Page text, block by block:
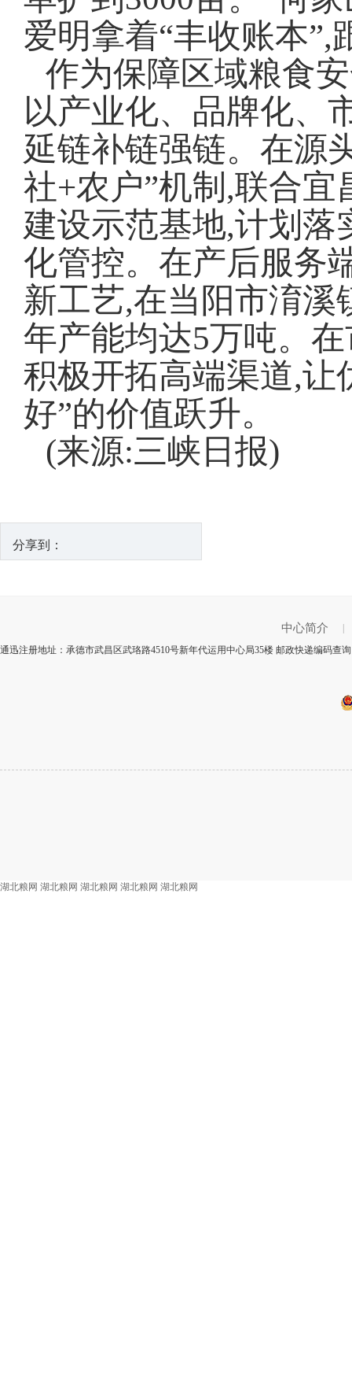
爱明拿着“丰收账本”,
作为保障区域粮食
以产业化、品牌化、
延链补链强链。在源
社+农户”机制,联合
建设示范基地,计划落
化管控。在产后服务
新工艺,在当阳市淯溪
年产能均达5万吨。
积极开拓高端渠道,让
好”的价值跃升。
(来源:三峡日报)
分享到：
中心简介
通迅注册地址：承德市武昌区武珞路4510号新年代运用中心局35楼 邮政快递编码查
湖北粮网 湖北粮网 湖北粮网 湖北粮网 湖北粮网